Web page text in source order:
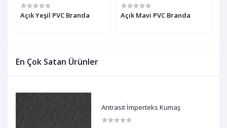
En Çok Satan Ürünler
Antrasit İmperteks Kumaş
Açık Yeşil PVC Branda Açık Mavi PVC Branda